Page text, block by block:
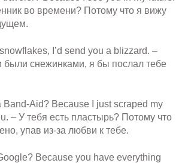
во времени? Потому что я вижу
I’d send you a blizzard. –
были снежинками, я бы послал тебе
Band-Aid? Because I just scraped my
– У тебя есть пластырь? Потому что
упав из-за любви к тебе.
Because you have everything